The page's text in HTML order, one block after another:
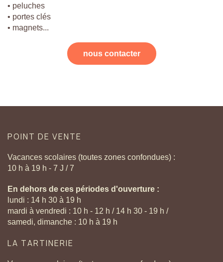
• peluches
• portes clés
• magnets...
nous contacter
POINT DE VENTE
Vacances scolaires (toutes zones confondues) :
10 h à 19 h - 7 J / 7
En dehors de ces périodes d'ouverture :
lundi : 14 h 30 à 19 h
mardi à vendredi : 10 h - 12 h / 14 h 30 - 19 h /
samedi, dimanche : 10 h à 19 h
LA TARTINERIE